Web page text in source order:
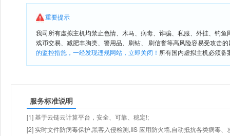
重要提示
我司所有虚拟主机均禁止色情、木马、病毒、诈骗、私服、外挂、钓
戏币交易、减肥丰胸类、警用品、刷钻、 刷信誉等高风险容易受攻击
的监控措施，一经发现违规网站，立即关闭！ 所有国内虚拟主机必须备
服务标准说明
[1] 基于云链云计算平台，安全、可靠、稳定!;
[2] 实时文件防病毒保护,黑客入侵检测,IIS 应用防火墙,自动抵抗各类病毒、